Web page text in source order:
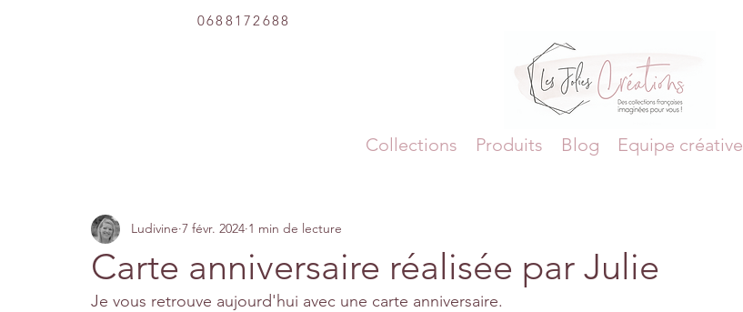
0688172688
Collections Produits Blog Equipe créative
Carte anniversaire réalisée par Julie
Ludivine 7 févr. 2024 1 min de lecture
Je vous retrouve aujourd'hui avec une carte anniversaire.